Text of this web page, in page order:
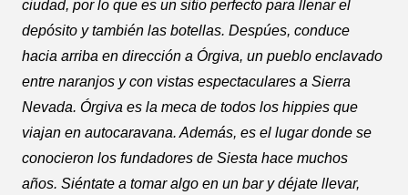
ciudad, por lo que es un sitio perfecto para llenar el
depósito y también las botellas. Despúes, conduce
hacia arriba en dirección a Órgiva, un pueblo enclavado
entre naranjos y con vistas espectaculares a Sierra
Nevada. Órgiva es la meca de todos los hippies que
viajan en autocaravana. Además, es el lugar donde se
conocieron los fundadores de Siesta hace muchos
años. Siéntate a tomar algo en un bar y déjate llevar,